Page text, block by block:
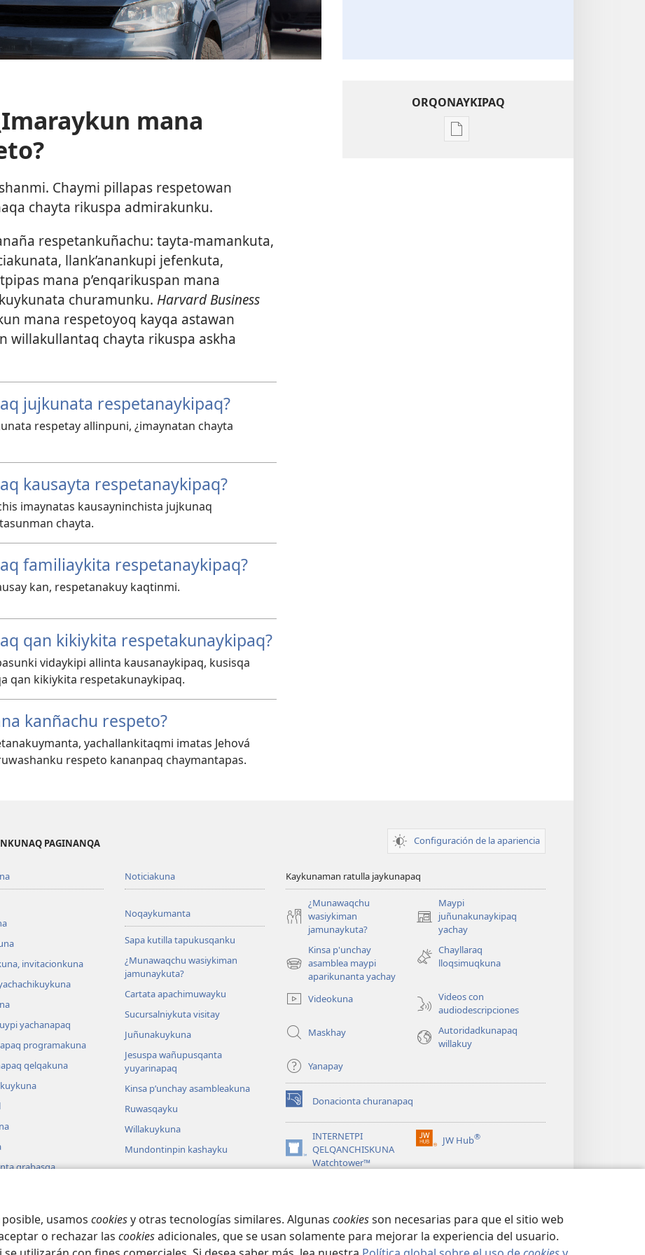
usamos cookiesy otras tecnologías similares. Algunas cookiesson necesarias para que el sitio web
o rechazar las cookiesadicionales, que se usan solamente para mejorar la experiencia del usuario.
mana
Chaymi pillapas respetowan
chayta rikuspa admirakunku.
respetankuñachu: tayta-mamankuta,
llank’anankupi jefenkuta,
mana p’enqarikuspan mana
churamunku. Harvard Business
mana respetoyoq kayqa astawan
willakullantaq chayta rikuspa askha
jujkunata respetanaykipaq?
respetay allinpuni, ¿imaynatan chayta
kausayta respetanaykipaq?
imaynatas kausayninchista jujkunaq
chayta.
familiaykita respetanaykipaq?
kan, respetanakuy kaqtinmi.
qan kikiykita respetakunaykipaq?
vidaykipi allinta kausanaykipaq, kusisqa
qan kikiykita respetakunaykipaq.
kanñachu respeto?
yachallankitaqmi imatas Jehová
respeto kananpaq chaymantapas.
ORQONAYKIPAQ
Kaypi
PAGINANQA Configuración de la apariencia
invitacionkuna
yachanapaq
programakuna
qelqakuna
grabasqa
Noticiakuna
Noqaykumanta
Sapa kutilla tapukusqanku
¿Munawaqchu wasiykiman
jamunaykuta?
Cartata apachimuwayku
Sucursalniykuta visitay
Juñunakuykuna
Jesuspa wañupusqanta
yuyarinapaq
Kinsa p’unchay asambleakuna
Ruwasqayku
Willakuykuna
Mundontinpin kashayku
Kaykunaman ratulla jaykunapaq
¿Munawaqchu
wasiykiman
jamunaykuta?
Maypi
juñunakunaykipaq
yachay
(abre
nueva
ventana)
Kinsa p'unchay
asamblea maypi
aparikunanta yachay
(abre
nueva
Chayllaraq
lloqsimuqkuna
Videokuna
Videos con
audiodescripciones
Maskhay
Autoridadkunapaq
willakuy
Yanapay
Donacionta churanapaq
(abre
una
ventana)
INTERNETPI
QELQANCHISKUNA
Watchtower™
(abre
una
JW Hub®
(abre
nueva